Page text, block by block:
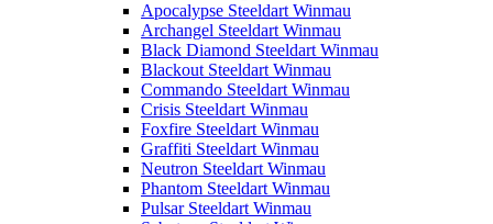
Apocalypse Steeldart Winmau
Archangel Steeldart Winmau
Black Diamond Steeldart Winmau
Blackout Steeldart Winmau
Commando Steeldart Winmau
Crisis Steeldart Winmau
Foxfire Steeldart Winmau
Graffiti Steeldart Winmau
Neutron Steeldart Winmau
Phantom Steeldart Winmau
Pulsar Steeldart Winmau